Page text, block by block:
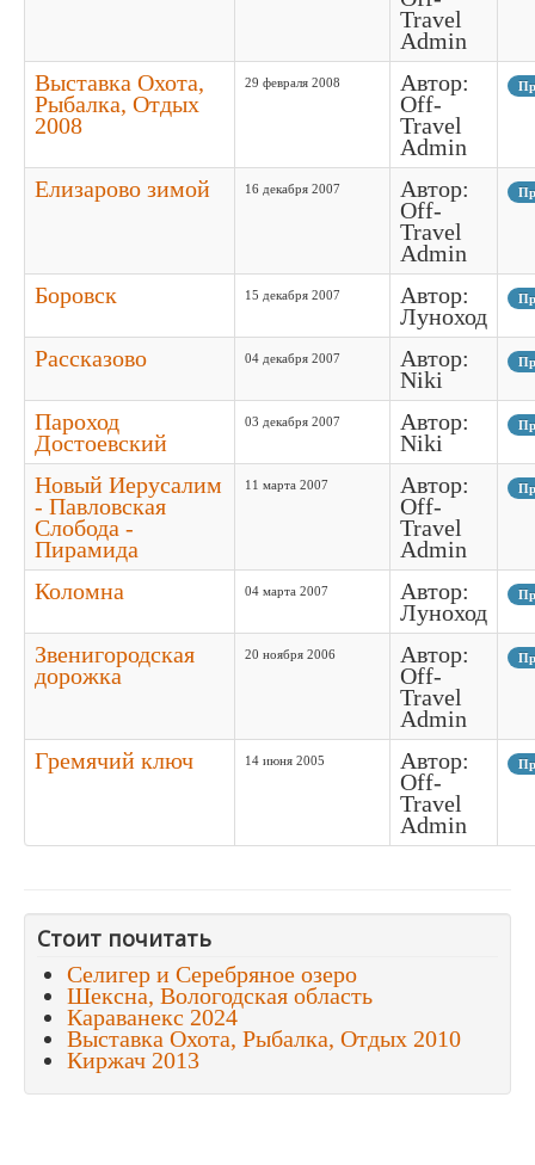
Travel
Admin
Выставка Охота,
Рыбалка, Отдых
2008
29 февраля 2008
Автор:
Off-
Travel
Admin
Елизарово зимой 16 декабря 2007
Автор:
Off-
Travel
Admin
Боровск 15 декабря 2007
Автор:
Луноход
Рассказово 04 декабря 2007
Автор:
Niki
Пароход
Достоевский
03 декабря 2007
Автор:
Niki
Новый Иерусалим
- Павловская
Слобода -
Пирамида
11 марта 2007
Автор:
Off-
Travel
Admin
Коломна 04 марта 2007
Автор:
Луноход
Звенигородская
дорожка
20 ноября 2006
Автор:
Off-
Travel
Admin
Гремячий ключ 14 июня 2005
Автор:
Off-
Travel
Admin
Стоит почитать
Селигер и Серебряное озеро
Шексна, Вологодская область
Караванекс 2024
Выставка Охота, Рыбалка, Отдых 2010
Киржач 2013